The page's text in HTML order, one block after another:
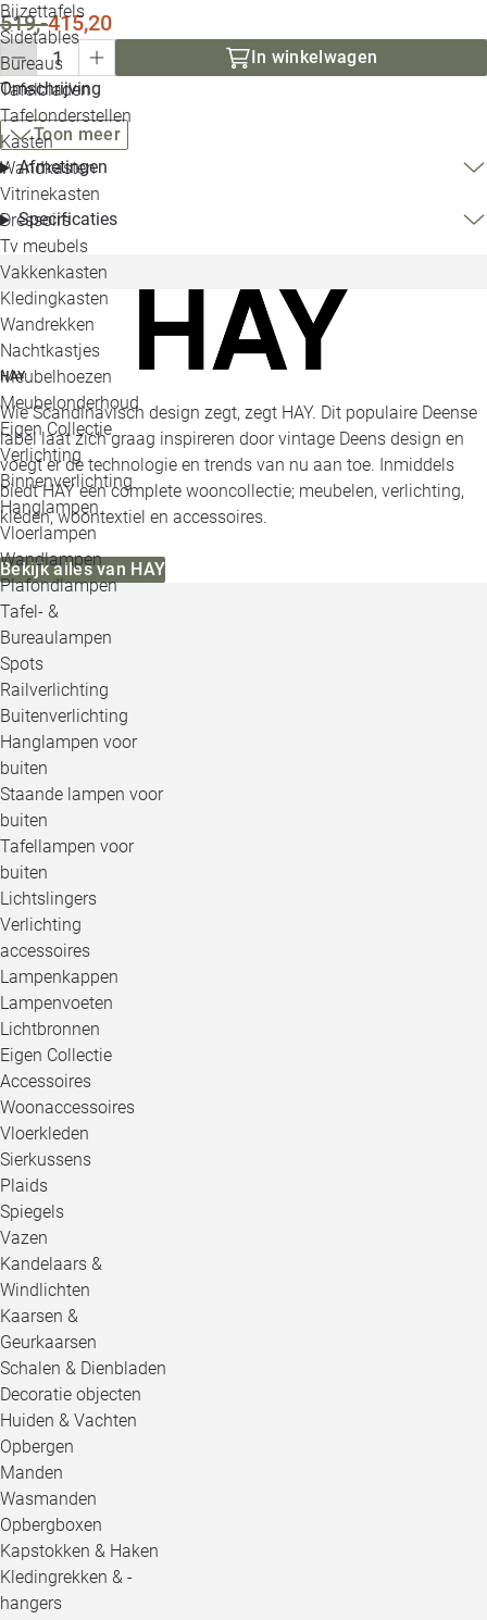
Bijzettafels
Sidetables
Bureaus
Tafelbladen
Tafelonderstellen
Kasten
Wandkasten
Vitrinekasten
Dressoirs
Tv meubels
Vakkenkasten
Kledingkasten
Wandrekken
Nachtkastjes
Meubelhoezen
Meubelonderhoud
Eigen Collectie
Verlichting
Binnenverlichting
Hanglampen
Vloerlampen
Wandlampen
Plafondlampen
Tafel- &
Bureaulampen
Spots
Railverlichting
Buitenverlichting
Hanglampen voor
buiten
Staande lampen voor
buiten
Tafellampen voor
buiten
Lichtslingers
Verlichting
accessoires
Lampenkappen
Lampenvoeten
Lichtbronnen
Eigen Collectie
Accessoires
Woonaccessoires
Vloerkleden
Sierkussens
Plaids
Spiegels
Vazen
Kandelaars &
Windlichten
Kaarsen &
Geurkaarsen
Schalen & Dienbladen
Decoratie objecten
Huiden & Vachten
Opbergen
Manden
Wasmanden
Opbergboxen
Kapstokken & Haken
Kledingrekken & -
hangers
519,-415,20
In winkelwagen
Omschrijving
Toon meer
Afmetingen
Specificaties
HAY
Wie Scandinavisch design zegt, zegt HAY. Dit populaire Deense
label laat zich graag inspireren door vintage Deens design en
voegt er de technologie en trends van nu aan toe. Inmiddels
biedt HAY een complete wooncollectie; meubelen, verlichting,
kleden, woontextiel en accessoires.
Bekijk alles van HAY